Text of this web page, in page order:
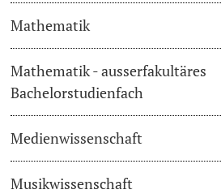
Lernen & Lehren
KI in Studium und Lehre
Digitales Lernen
Sprachenzentrum
Mathematik
Mathematik - ausserfakultäres
Bachelorstudienfach
Medienwissenschaft
Musikwissenschaft